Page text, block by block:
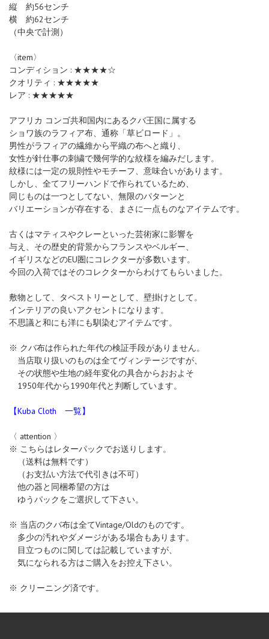
縦 約56センチ
横 約62センチ
（中央で計測）
〈item〉
コンディション : ★★★★☆
クオリティ : ★★★★★
レア : ★★★★★
アフリカ コンゴ共和国内にあるクバ王国に属する
ショワ族のラフィア布、通称「草ビロード」。
男性がラフィアの繊維から平織の布へと織り、
女性が針仕事の刺繍で幾何学的な紋様を編みだします。
紋様には一定の規則性やモチーフ、意味合いがあります。
しかし、全てフリーハンドで作られているため、
同じものは一つとしてない、無限のパターンと
バリエーションが存在する、まさに一点ものなアイテムです。
古くはマティスやクレーといった芸術家に影響を
与え、その歴史的背景からフランスやベルギー、
イギリスなどのEU圏にコレクターが多数います。
今回の入荷ではそのコレクターからわけてもらいました。
敷物として、タペストリーとして、壁掛けとして。
インテリアの良いアクセントになります。
不思議と和にも洋にも馴染むアイテムです。
※ クバ布は作られた年代の検証手段がありません。
当店取り扱いのものは全てヴィンテージですが、
その状態や生地の経年変化の具合からおおよそ
1950年代から1990年代と判断しています。
【Kuba Cloth 一覧】
〈 attention 〉
※ こちらはレターパックでお送りします。
（送料は無料です）
（お支払い方法で代引きは不可）
他の器と同梱希望の方は
ゆうパックをご選択して下さい。
※ 当店のクバ布は全てVintage/Oldのものです。
多少の汚れやダメージがある場合もあります。
目立つものに関しては記載していますが、
気になられる方はご購入をお控え下さい。
※ クリーニング済です。